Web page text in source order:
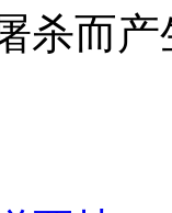
杀而